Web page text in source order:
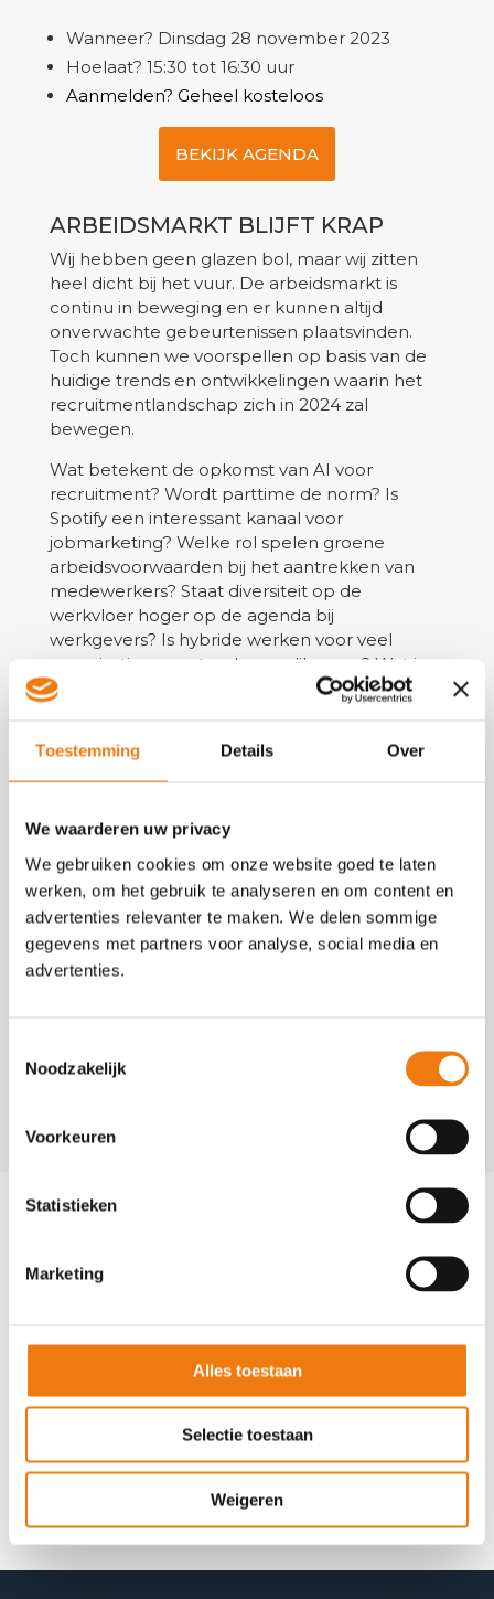
Toestemming Details Over
We waarderen uw privacy
We gebruiken cookies om onze website goed te laten
werken, om het gebruik te analyseren en om content en
advertenties relevanter te maken. We delen sommige
gegevens met partners voor analyse, social media en
advertenties.
Noodzakelijk
Voorkeuren
Statistieken
Marketing
Alles toestaan
Selectie toestaan
Weigeren
Wanneer? Dinsdag 28 november 2023
Hoelaat? 15:30 tot 16:30 uur
Aanmelden? Geheel kosteloos
BEKIJK AGENDA
ARBEIDSMARKT BLIJFT KRAP
Wij hebben geen glazen bol, maar wij zitten
heel dicht bij het vuur. De arbeidsmarkt is
continu in beweging en er kunnen altijd
onverwachte gebeurtenissen plaatsvinden.
Toch kunnen we voorspellen op basis van de
huidige trends en ontwikkelingen waarin het
recruitmentlandschap zich in 2024 zal
bewegen.
Wat betekent de opkomst van AI voor
recruitment? Wordt parttime de norm? Is
Spotify een interessant kanaal voor
jobmarketing? Welke rol spelen groene
arbeidsvoorwaarden bij het aantrekken van
medewerkers? Staat diversiteit op de
werkvloer hoger op de agenda bij
werkgevers? Is hybride werken voor veel
organisaties nog steeds een dilemma? Wat is
de invloed van Gen Z op arbeidsrelaties?
Veel vragen, waarop we niet altijd een
concreet antwoord hebben (want: geen
de verwachtingen. Tijdens de interactieve
webinar delen wij onze voorspellingen voor
2024. Na afloop ben je bijgepraat over de
meest belangrijke ontwikkelingen. Ben jij erbij?
Jeroen Bergen | Managing
Partner Primatch HR Groep
laatste recruitment nieuws.
PS. Wij beloven je max. 1 keer per maand te